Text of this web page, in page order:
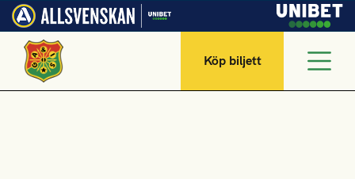
Köp biljett